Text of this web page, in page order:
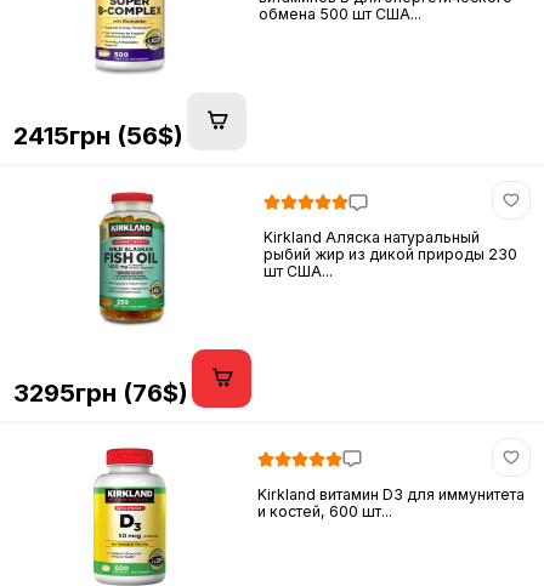
обмена 500 шт США...
2415грн (56$)
Kirkland Аляска натуральный
рыбий жир из дикой природы 230
шт США...
3295грн (76$)
Kirkland витамин D3 для иммунитета
и костей, 600 шт...